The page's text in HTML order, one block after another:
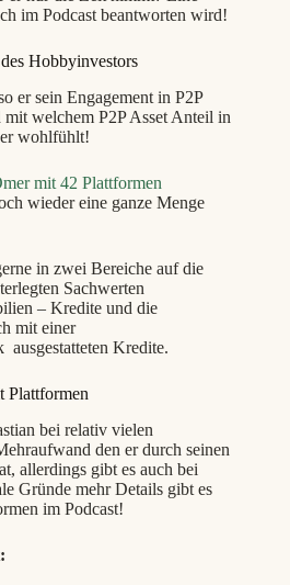
im Podcast beantworten wird!
Hobbyinvestors
er sein Engagement in P2P
welchem P2P Asset Anteil in
wohlfühlt!
mit 42 Plattformen
wieder eine ganze Menge
in zwei Bereiche auf die
Sachwerten
– Kredite und die
mit einer
ausgestatteten Kredite.
Plattformen
bei relativ vielen
den er durch seinen
allerdings gibt es auch bei
Gründe mehr Details gibt es
im Podcast!